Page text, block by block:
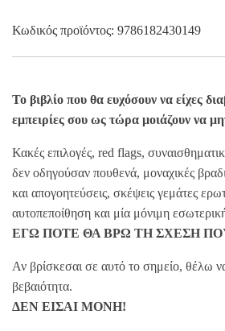
Κωδικός προϊόντος: 9786182430149
Το βιβλίο που θα ευχόσουν να είχες
εμπειρίες σου ως τώρα μοιάζουν να
Κακές επιλογές, red flags,
δεν οδηγούσαν πουθενά, μοναχικές
και απογοητεύσεις, σκέψεις γεμάτες
αυτοπεποίθηση και μία μόνιμη
ΕΓΩ ΠΟΤΕ ΘΑ ΒΡΩ ΤΗ ΣΧΕΣΗ
Αν βρίσκεσαι σε αυτό το σημείο, θέλω
βεβαιότητα.
ΔΕΝ ΕΙΣΑΙ ΜΟΝΗ!